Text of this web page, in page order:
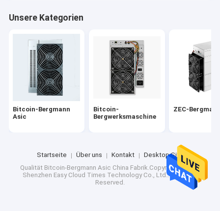
Unsere Kategorien
Bitcoin-Bergmann
Asic
Bitcoin-
Bergwerksmaschine
ZEC-
Startseite Über uns Kontakt
Desktop Site
Qualität Bitcoin-Bergmann Asic China Fabrik.Copyright © 2025
Shenzhen Easy Cloud Times Technology Co., Ltd.. All Rights
Reserved.